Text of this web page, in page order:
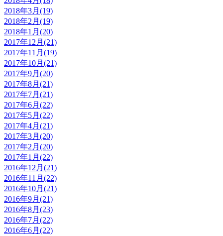
2018年3月(19)
2018年2月(19)
2018年1月(20)
2017年12月(21)
2017年11月(19)
2017年10月(21)
2017年9月(20)
2017年8月(21)
2017年7月(21)
2017年6月(22)
2017年5月(22)
2017年4月(21)
2017年3月(20)
2017年2月(20)
2017年1月(22)
2016年12月(21)
2016年11月(22)
2016年10月(21)
2016年9月(21)
2016年8月(23)
2016年7月(22)
2016年6月(22)